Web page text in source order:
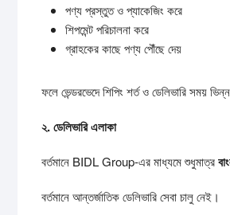
পণ্য প্রস্তুত ও প্যাকেজিং করে
শিপমেন্ট পরিচালনা করে
গ্রাহকের কাছে পণ্য পৌঁছে দেয়
ফলে ভেন্ডরভেদে শিপিং শর্ত ও ডেলিভারি সময়
২.ডেলিভারিএলাকা
বর্তমানে BIDL Group-এর মাধ্যমে শুধুমাত্র
বর্তমানে আন্তর্জাতিক ডেলিভারি সেবা চালু নেই।